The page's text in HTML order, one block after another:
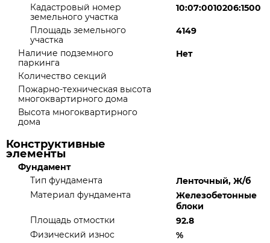
Кадастровый номер
земельного участка
10:07:0010206:1500
Площадь земельного
участка
4149
Наличие подземного
паркинга
Нет
Количество секций
Пожарно-техническая высота
многоквартирного дома
Высота многоквартирного
дома
Конструктивные
элементы
Фундамент
Тип фундамента
Ленточный, Ж/б
Материал фундамента
Железобетонные
блоки
Площадь отмостки
92.8
Физический износ
%